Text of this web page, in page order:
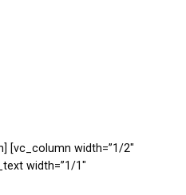
[vc_column width=”1/2″
width=”1/1″